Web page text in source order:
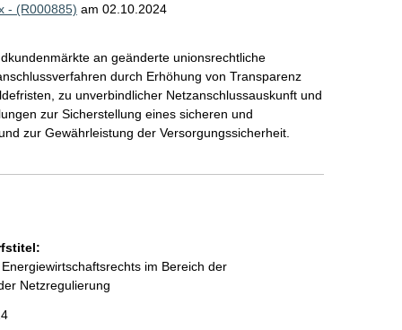
- (R000885) am 02.10.2024
an geänderte unionsrechtliche
durch Erhöhung von Transparenz
zu unverbindlicher Netzanschlussauskunft und
zur Sicherstellung eines sicheren und
zur Gewährleistung der Versorgungssicherheit.
im Bereich der
Netzregulierung